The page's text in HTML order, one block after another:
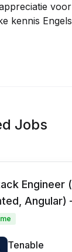
kennis
Jobs
Engineer
Angular)
Tenable